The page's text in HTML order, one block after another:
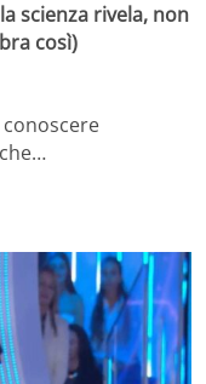
scienza rivela, non
così)